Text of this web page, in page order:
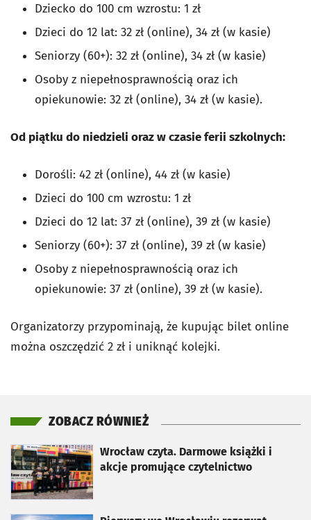
Dziecko do 100 cm wzrostu: 1 zł
Dzieci do 12 lat: 32 zł (online), 34 zł (w kasie)
Seniorzy (60+): 32 zł (online), 34 zł (w kasie)
Osoby z niepełnosprawnością oraz ich
opiekunowie: 32 zł (online), 34 zł (w kasie).
Od piątku do niedzieli oraz w czasie ferii szkolnych:
Dorośli: 42 zł (online), 44 zł (w kasie)
Dzieci do 100 cm wzrostu: 1 zł
Dzieci do 12 lat: 37 zł (online), 39 zł (w kasie)
Seniorzy (60+): 37 zł (online), 39 zł (w kasie)
Osoby z niepełnosprawnością oraz ich
opiekunowie: 37 zł (online), 39 zł (w kasie).
Organizatorzy przypominają, że kupując bilet online
można oszczędzić 2 zł i uniknąć kolejki.
ZOBACZ RÓWNIEŻ
Wrocław czyta. Darmowe książki i
akcje promujące czytelnictwo
otworzy się w nowej karcie